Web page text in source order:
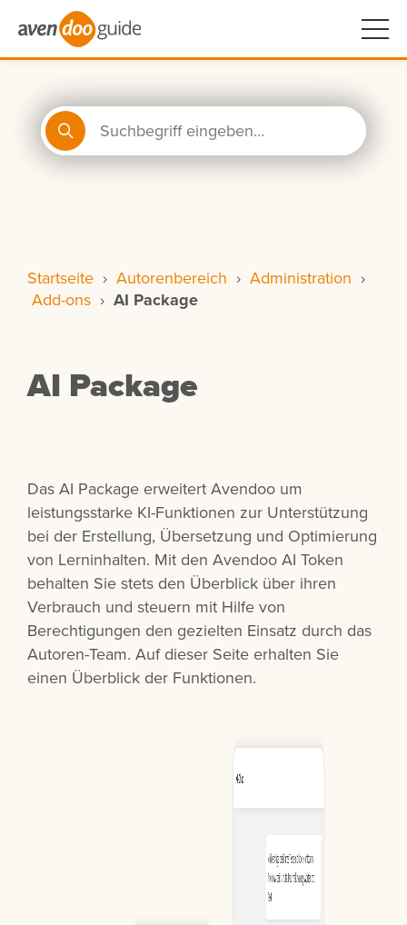
Startseite › Autorenbereich › Administration ›
Add-ons › AI Package
AI Package
Das AI Package erweitert Avendoo um
leistungsstarke KI-Funktionen zur Unterstützung
bei der Erstellung, Übersetzung und Optimierung
von Lerninhalten. Mit den Avendoo AI Token
behalten Sie stets den Überblick über ihren
Verbrauch und steuern mit Hilfe von
Berechtigungen den gezielten Einsatz durch das
Autoren-Team. Auf dieser Seite erhalten Sie
einen Überblick der Funktionen.